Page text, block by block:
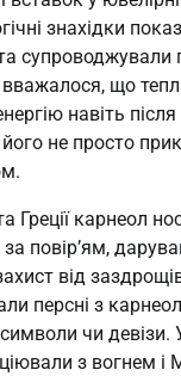
знахідки
супроводжували
вважалося, що
навіть
не просто
Греції карнеол
повір’ям,
від
персні з
чи девізи.
з вогнем